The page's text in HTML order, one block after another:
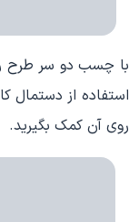
با چسب دو سر طرح
استفاده از دستمال
روی آن کمک بگیرید.